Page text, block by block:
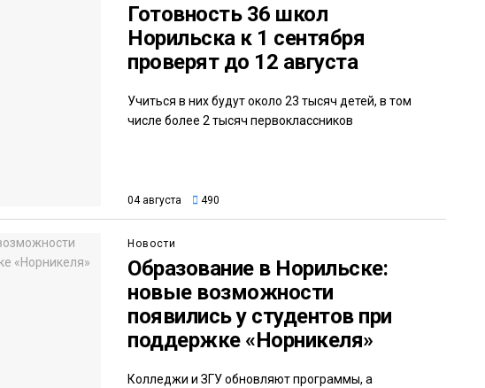
Готовность 36 школ
Норильска к 1 сентября
проверят до 12 августа
Учиться в них будут около 23 тысяч детей, в том
числе более 2 тысяч первоклассников
04 августа 490
Новости
Образование в Норильске:
новые возможности
появились у студентов при
поддержке «Норникеля»
Колледжи и ЗГУ обновляют программы, а